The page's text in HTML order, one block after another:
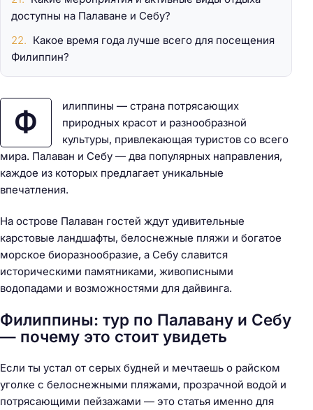
Ф
илиппины — страна потрясающих
природных красот и разнообразной
культуры, привлекающая туристов со всего
мира. Палаван и Себу — два популярных направления,
каждое из которых предлагает уникальные
впечатления.
На острове Палаван гостей ждут удивительные
карстовые ландшафты, белоснежные пляжи и богатое
морское биоразнообразие, а Себу славится
историческими памятниками, живописными
водопадами и возможностями для дайвинга.
Филиппины: тур по Палавану и Себу
— почему это стоит увидеть
Если ты устал от серых будней и мечтаешь о райском
уголке с белоснежными пляжами, прозрачной водой и
потрясающими пейзажами — это статья именно для
доступны на Палаване и Себу?
Какое время года лучше всего для посещения
Филиппин?